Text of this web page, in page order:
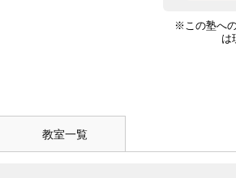
※この塾へ
は
教室一覧